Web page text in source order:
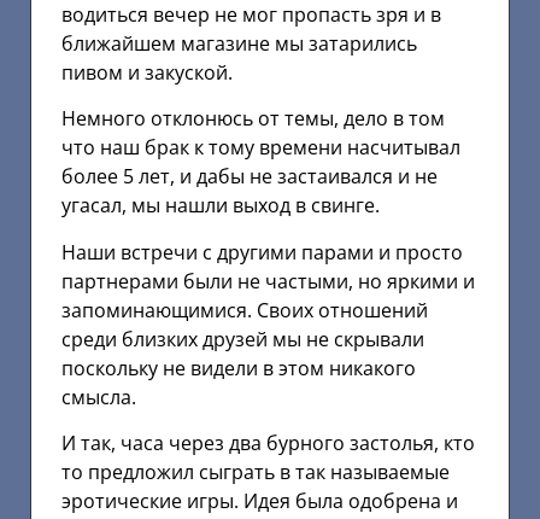
водиться вечер не мог пропасть зря и в
ближайшем магазине мы затарились
пивом и закуской.
Немного отклонюсь от темы, дело в том
что наш брак к тому времени насчитывал
более 5 лет, и дабы не застаивался и не
угасал, мы нашли выход в свинге.
Наши встречи с другими парами и просто
партнерами были не частыми, но яркими и
запоминающимися. Своих отношений
среди близких друзей мы не скрывали
поскольку не видели в этом никакого
смысла.
И так, часа через два бурного застолья, кто
то предложил сыграть в так называемые
эротические игры. Идея была одобрена и